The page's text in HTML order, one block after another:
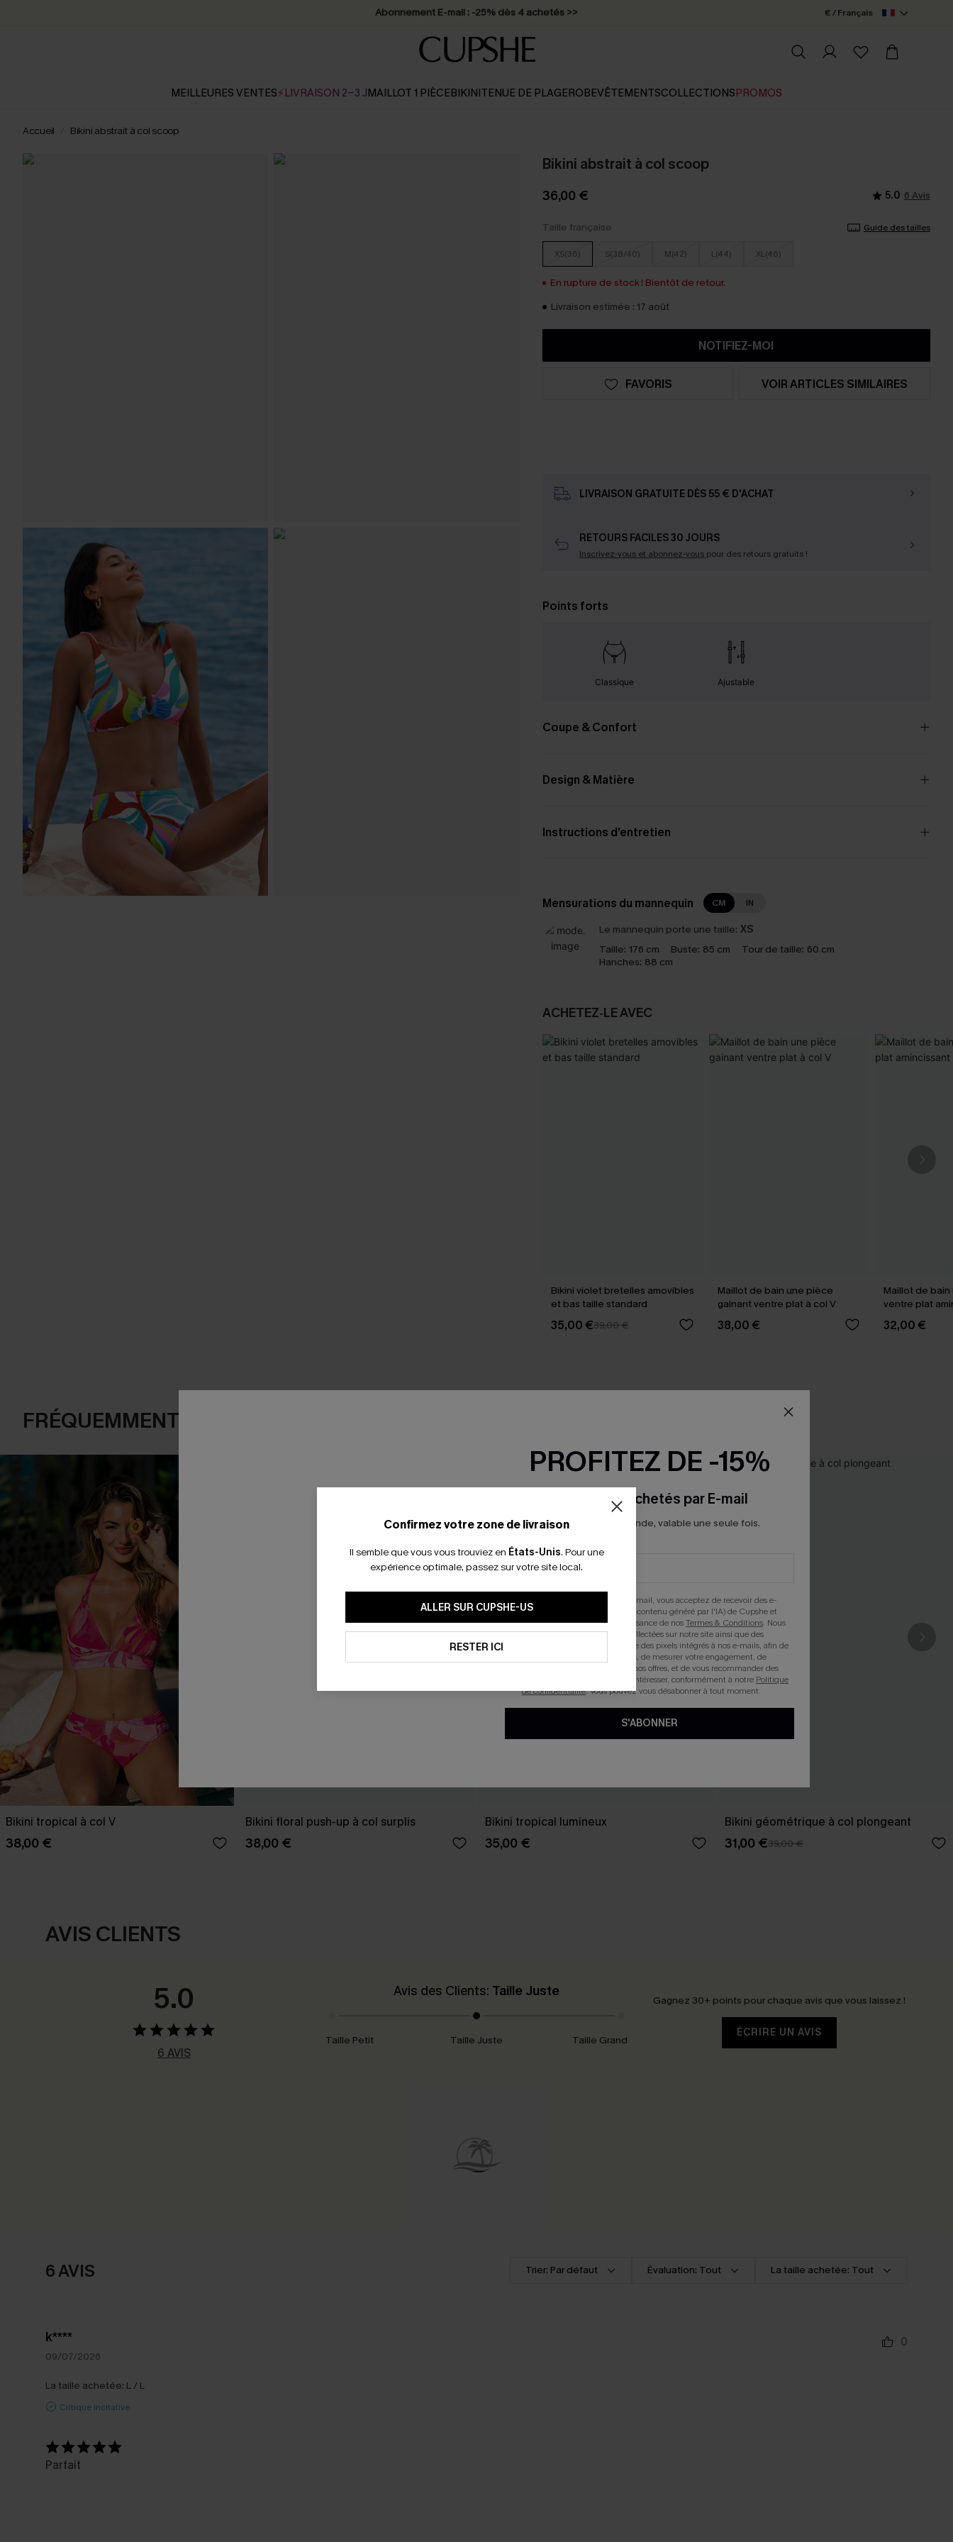
Abonnement E-mail : -25% dès 4 achetés >> € / Français
MEILLEURES VENTES⚡LIVRAISON 2-3 JMAILLOT 1 PIÈCEBIKINITENUE DE PLAGEROBEVÊTEMENTSCOLLECTIONSPROMOS
Accueil Bikini abstrait à col scoop
Bikini abstrait à col scoop
36,00 € 5.0 6 Avis
Taille française Guide des tailles
XS(36) S(38/40) M(42) L(44) XL(46)
En rupture de stock ! Bientôt de retour.
Livraison estimée : 17 août
NOTIFIEZ-MOI
FAVORIS VOIR ARTICLES SIMILAIRES
LIVRAISON GRATUITE DÈS 55 € D'ACHAT
RETOURS FACILES 30 JOURS
Inscrivez-vous et abonnez-vous pour des retours gratuits !
Points forts
Classique Ajustable
Coupe & Confort
Design & Matière
Instructions d’entretien
Mensurations du mannequin CM IN
Le mannequin porte une taille: XS
Taille: 176 cm Buste: 85 cm Tour de taille: 60 cm
Hanches: 88 cm
ACHETEZ‑LE AVEC
Bikini violet bretelles amovibles
et bas taille standard
35,00 €39,00 €
Maillot de bain une pièce
gainant ventre plat à col V
38,00 €
Maillot de
ventre plat
32,00 €
FRÉQUEMMENT ACHETÉS ENSEMBLE
Bikini tropical à col V
38,00 €
Bikini floral push-up à col surplis
38,00 €
Bikini tropical lumineux
35,00 €
Bikini géométrique à col plongeant
31,00 €39,00 €
AVIS CLIENTS
5.0
6 AVIS
Avis des Clients: Taille Juste
Taille Petit Taille Juste Taille Grand
Gagnez 30+ points pour chaque avis que vous laissez !
ÉCRIRE UN AVIS
6 AVIS Trier: Par défaut Évaluation: Tout La taille achetée: Tout
k****
09/07/2026
La taille achetée: L / L
Critique Incitative
0
Parfait
Confirmez votre zone de livraison
Il semble que vous vous trouviez en États-Unis. Pour une
expérience optimale, passez sur votre site local.
ALLER SUR CUPSHE-US
RESTER ICI
PROFITEZ DE -15%
-15% dès 2 Achetés par E-mail
*Un code par commande, valable une seule fois.
En soumettant votre adresse e-mail, vous acceptez de recevoir des e-
mails marketing (y compris du contenu généré par l'IA) de Cupshe et
reconnaissez avoir pris connaissance de nosTermes & Conditions. Nous
pouvons utiliser les données collectées sur notre site ainsi que des
technologies de suivi, telles que des pixels intégrés à nos e-mails, afin de
savoir si ceux-ci ont été ouverts, de mesurer votre engagement, de
personnaliser nos contenus et nos offres, et de vous recommander des
produits susceptibles de vous intéresser, conformément à notre Politique
de confidentialité. Vous pouvez vous désabonner à tout moment.
S'ABONNER